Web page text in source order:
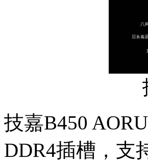
技嘉B450
DDR4插槽，支